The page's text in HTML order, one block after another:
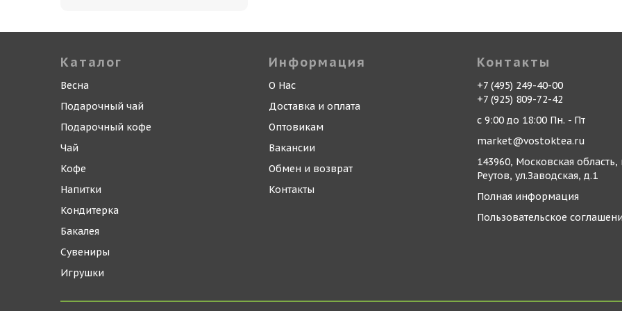
Каталог
Весна
Подарочный чай
Подарочный кофе
Чай
Кофе
Напитки
Кондитерка
Бакалея
Сувениры
Игрушки
Информация
О Нас
Доставка и оплата
Оптовикам
Вакансии
Обмен и возврат
Контакты
Контакты
+7 (495) 249-40-00
+7 (925) 809-72-42
с 9:00 до 18:00 Пн. - Пт
market@vostoktea.ru
143960, Московская область,
Реутов, ул.Заводская, д.1
Полная информация
Пользовательское